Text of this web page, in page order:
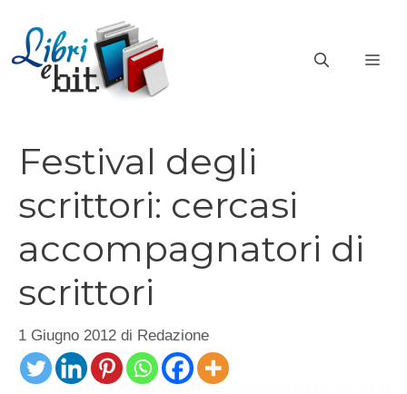
contenuto
Festival degli
scrittori: cercasi
accompagnatori di
scrittori
1 Giugno 2012 di Redazione